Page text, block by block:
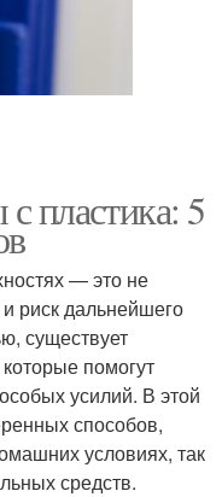
пластика: 5
— это не
риск дальнейшего
существует
помогут
усилий. В этой
способов,
условиях, так
средств.